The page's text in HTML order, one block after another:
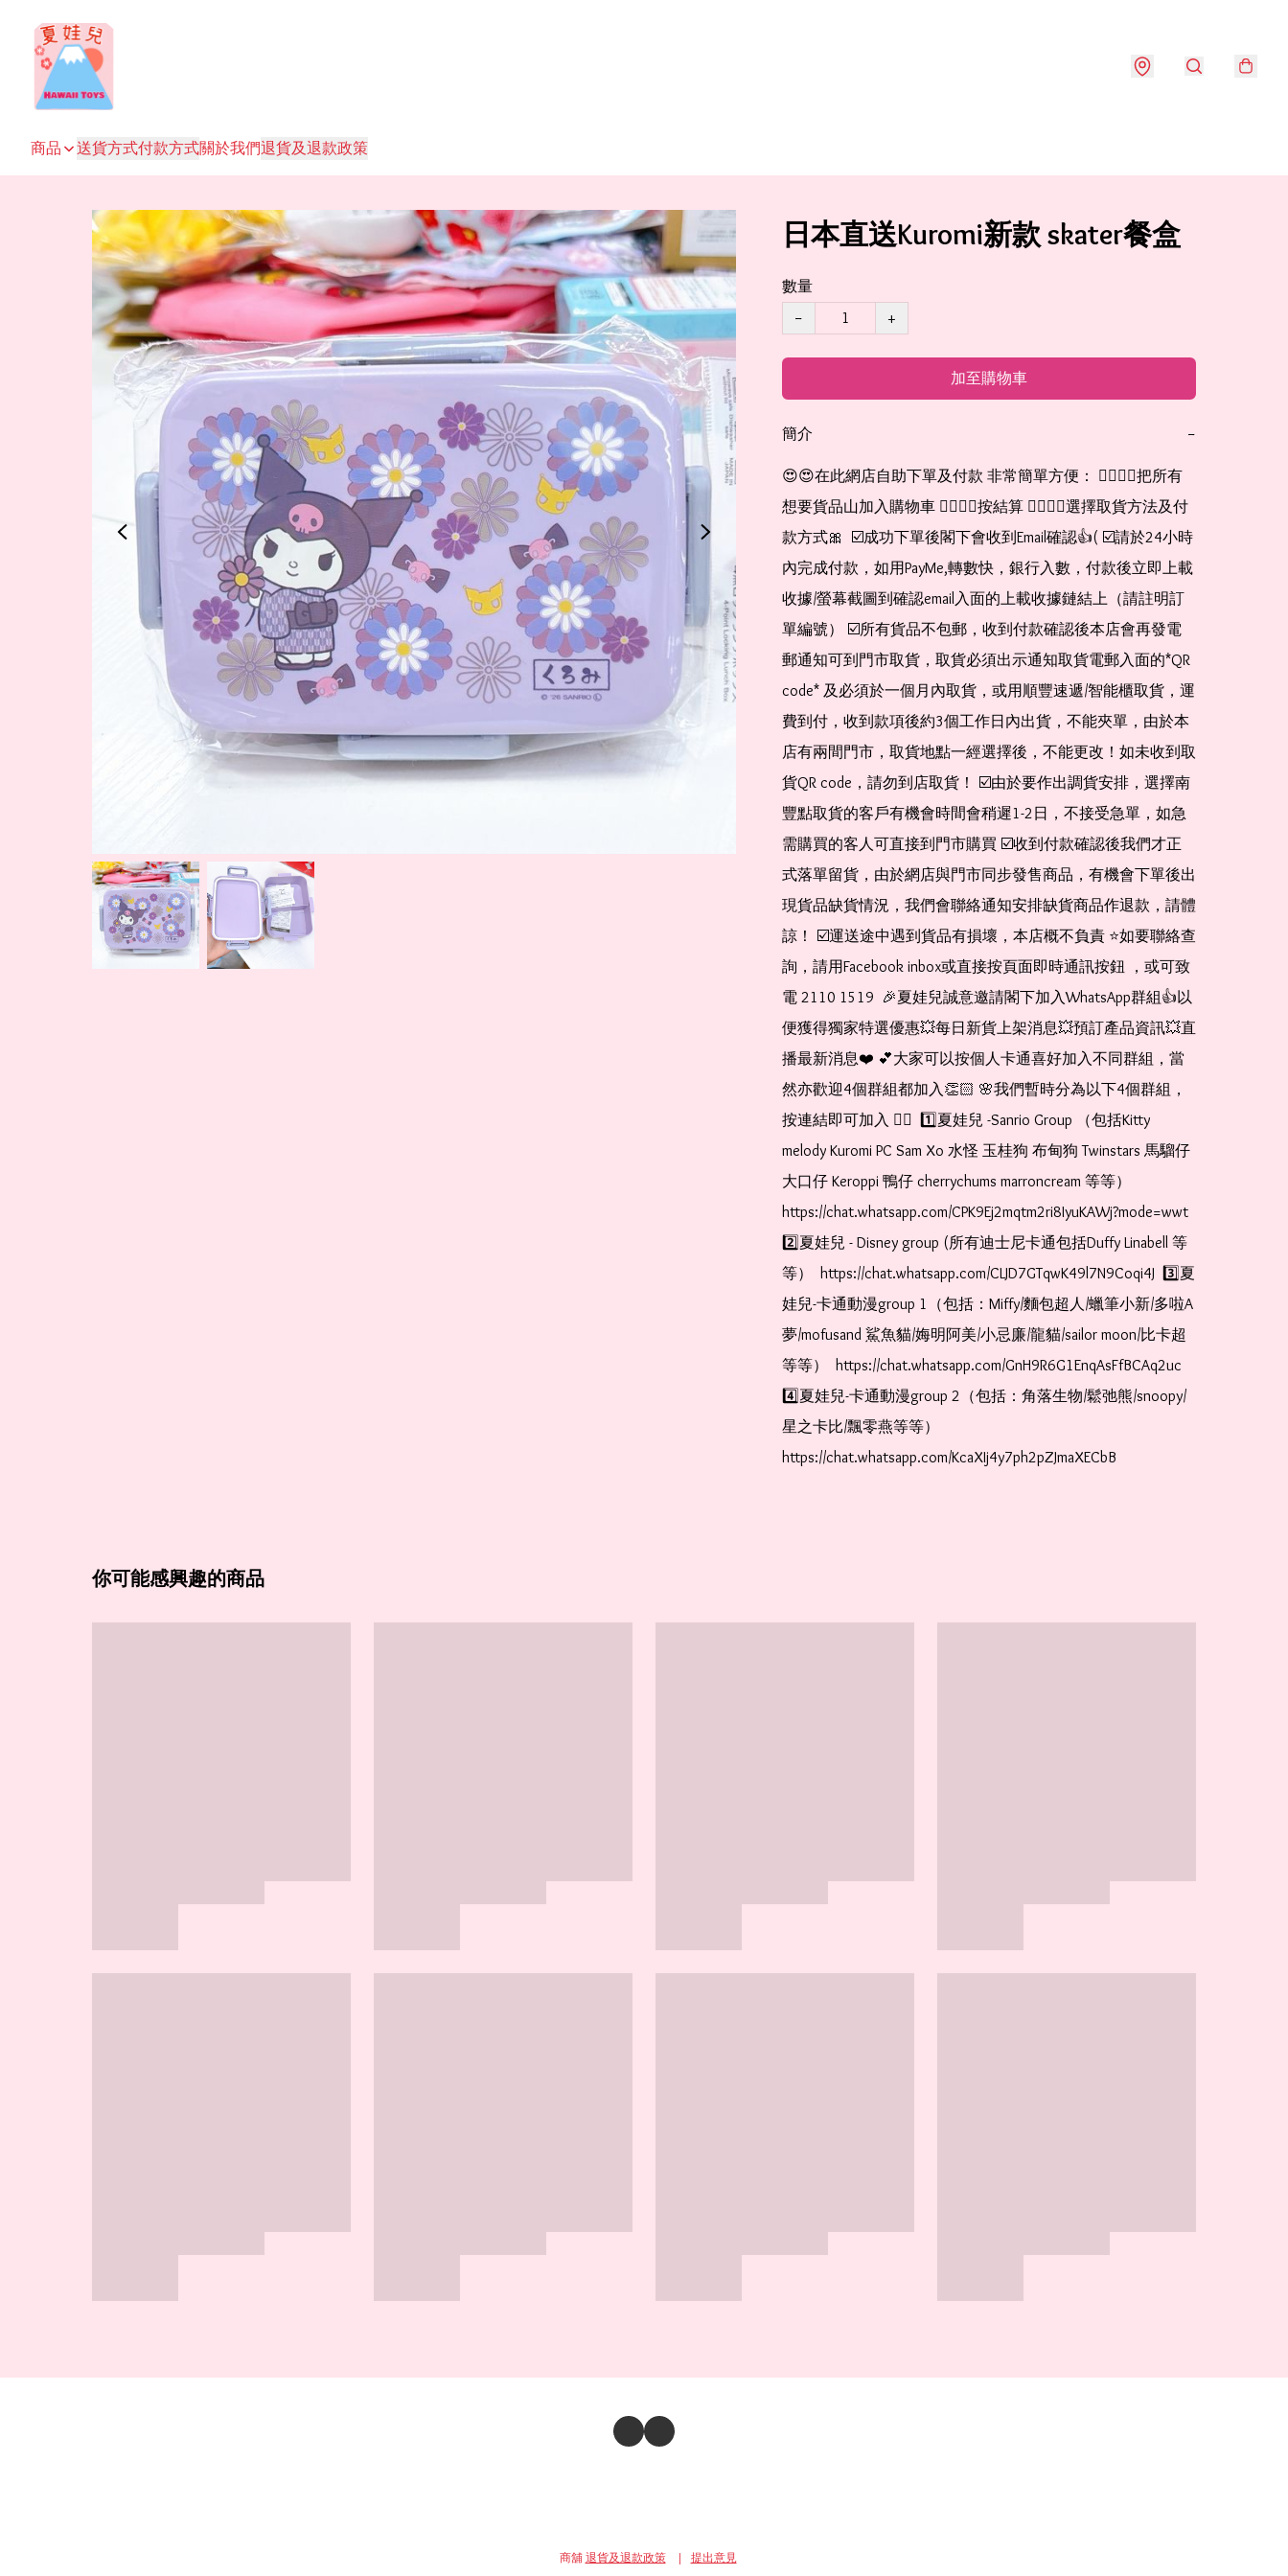
商品 送貨方式付款方式關於我們退貨及退款政策
日本直送Kuromi新款 skater餐盒
數量
−
+
加至購物車
簡介 −
😍😍在此網店自助下單及付款 非常簡單方便： 👉🏻👉🏻把所有
想要貨品山加入購物車 👉🏻👉🏻按結算 👉🏻👉🏻選擇取貨方法及付
款方式🎀  ☑️成功下單後閣下會收到Email確認👍( ☑️請於24小時
內完成付款，如用PayMe,轉數快，銀行入數，付款後立即上載
收據/螢幕截圖到確認email入面的上載收據鏈結上（請註明訂
單編號） ☑️所有貨品不包郵，收到付款確認後本店會再發電
郵通知可到門市取貨，取貨必須出示通知取貨電郵入面的*QR
code* 及必須於一個月內取貨，或用順豐速遞/智能櫃取貨，運
費到付，收到款項後約3個工作日內出貨，不能夾單，由於本
店有兩間門市，取貨地點一經選擇後，不能更改！如未收到取
貨QR code，請勿到店取貨！ ☑️由於要作出調貨安排，選擇南
豐點取貨的客戶有機會時間會稍遲1-2日，不接受急單，如急
需購買的客人可直接到門市購買 ☑️收到付款確認後我們才正
式落單留貨，由於網店與門市同步發售商品，有機會下單後出
現貨品缺貨情況，我們會聯絡通知安排缺貨商品作退款，請體
諒！ ☑️運送途中遇到貨品有損壞，本店概不負責 ⭐️如要聯絡查
詢，請用Facebook inbox或直接按頁面即時通訊按鈕 ，或可致
電 2110 1519  🎉夏娃兒誠意邀請閣下加入WhatsApp群組👍以
便獲得獨家特選優惠💥每日新貨上架消息💥預訂產品資訊💥直
播最新消息❤️ 💕大家可以按個人卡通喜好加入不同群組，當
然亦歡迎4個群組都加入👏🏻 🌸我們暫時分為以下4個群組，
按連結即可加入 👇🏻  1️⃣夏娃兒 -Sanrio Group （包括Kitty
melody Kuromi PC Sam Xo 水怪 玉桂狗 布甸狗 Twinstars 馬騮仔
大口仔 Keroppi 鴨仔 cherrychums marroncream 等等）
https://chat.whatsapp.com/CPK9Ej2mqtm2ri8IyuKAWj?mode=wwt
2️⃣夏娃兒 - Disney group (所有迪士尼卡通包括Duffy Linabell 等
等）  https://chat.whatsapp.com/CLJD7GTqwK49l7N9Coqi4J  3️⃣夏
娃兒-卡通動漫group 1（包括：Miffy/麵包超人/蠟筆小新/多啦A
夢/mofusand 鯊魚貓/娒明阿美/小忌廉/龍貓/sailor moon/比卡超
等等）  https://chat.whatsapp.com/GnH9R6G1EnqAsFfBCAq2uc
4️⃣夏娃兒-卡通動漫group 2（包括：角落生物/鬆弛熊/snoopy/
星之卡比/飄零燕等等）
https://chat.whatsapp.com/KcaXIj4y7ph2pZJmaXECbB
你可能感興趣的商品
商舖 退貨及退款政策 提出意見